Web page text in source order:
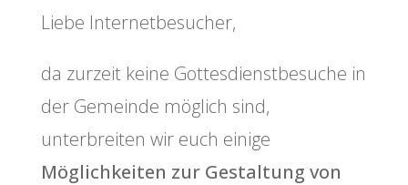
Liebe Internetbesucher,
da zurzeit keine Gottesdienstbesuche in
der Gemeinde möglich sind,
unterbreiten wir euch einige
Möglichkeiten zur Gestaltung von